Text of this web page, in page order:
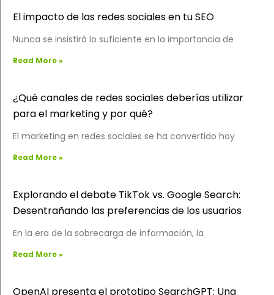
El impacto de las redes sociales en tu SEO
Nunca se insistirá lo suficiente en la importancia de
Read More »
¿Qué canales de redes sociales deberías utilizar
para el marketing y por qué?
El marketing en redes sociales se ha convertido hoy
Read More »
Explorando el debate TikTok vs. Google Search:
Desentrañando las preferencias de los usuarios
En la era de la sobrecarga de información, la
Read More »
OpenAI presenta el prototipo SearchGPT: Una